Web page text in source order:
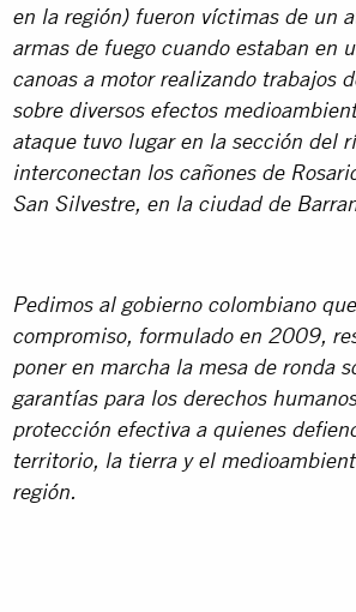
en la región) fueron víctimas de un
armas de fuego cuando estaban en
canoas a motor realizando trabajos
sobre diversos efectos
ataque tuvo lugar en la sección del
interconectan los cañones de
San Silvestre, en la ciudad de
Pedimos al gobierno colombiano
compromiso, formulado en 2009,
poner en marcha la mesa de ronda
garantías para los derechos
protección efectiva a quienes
territorio, la tierra y el
región.